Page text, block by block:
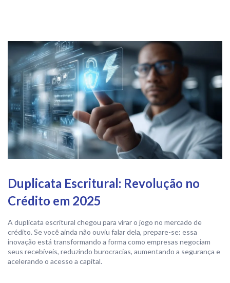
Duplicata Escritural: Revolução no
Crédito em 2025
A duplicata escritural chegou para virar o jogo no mercado de
crédito. Se você ainda não ouviu falar dela, prepare-se: essa
inovação está transformando a forma como empresas negociam
seus recebíveis, reduzindo burocracias, aumentando a segurança e
acelerando o acesso a capital.